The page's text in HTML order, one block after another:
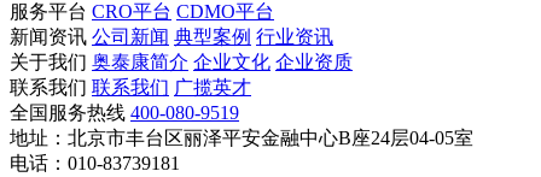
服务平台 CRO平台 CDMO平台
新闻资讯 公司新闻 典型案例 行业资讯
关于我们 奥泰康简介 企业文化 企业资质
联系我们 联系我们 广揽英才
全国服务热线 400-080-9519
地址：北京市丰台区丽泽平安金融中心B座24层04-05室
电话：010-83739181